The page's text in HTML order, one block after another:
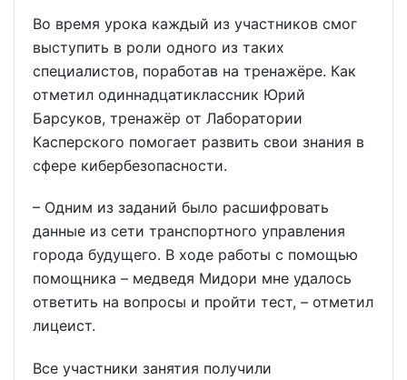
Во время урока каждый из участников смог
выступить в роли одного из таких
специалистов, поработав на тренажёре. Как
отметил одиннадцатиклассник Юрий
Барсуков, тренажёр от Лаборатории
Касперского помогает развить свои знания в
сфере кибербезопасности.
– Одним из заданий было расшифровать
данные из сети транспортного управления
города будущего. В ходе работы с помощью
помощника – медведя Мидори мне удалось
ответить на вопросы и пройти тест, – отметил
лицеист.
Все участники занятия получили